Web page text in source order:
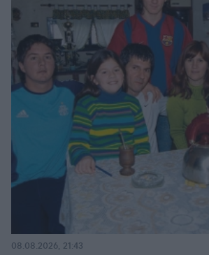
08.08.2026, 21:43